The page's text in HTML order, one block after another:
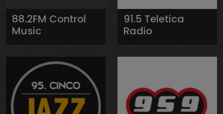
88.2FM Control
Music
91.5 Teletica
Radio